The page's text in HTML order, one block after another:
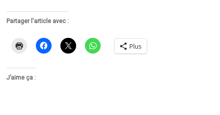
Partager l'article avec :
Plus
J’aime ça :